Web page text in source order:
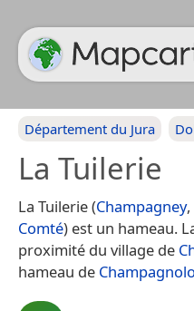
Département du Jura
La Tuilerie
La Tuilerie (Champagney,
Comté) est un hameau.
proximité du village de
hameau de